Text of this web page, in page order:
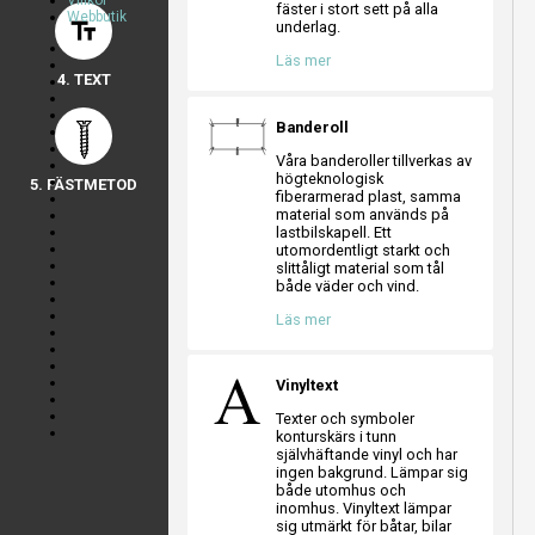
Webbutik
text_fields
4. TEXT
5. FÄSTMETOD
fäster i stort sett på alla
underlag.
Läs mer
Banderoll
Våra banderoller tillverkas av
högteknologisk
fiberarmerad plast, samma
material som används på
lastbilskapell. Ett
utomordentligt starkt och
slittåligt material som tål
både väder och vind.
Läs mer
Vinyltext
Texter och symboler
konturskärs i tunn
självhäftande vinyl och har
ingen bakgrund. Lämpar sig
både utomhus och
inomhus. Vinyltext lämpar
sig utmärkt för båtar, bilar